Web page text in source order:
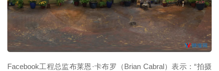
Facebook工程总监布莱恩·卡布罗（Brian Cabral）表示：“拍摄
映维网（nweon.com）